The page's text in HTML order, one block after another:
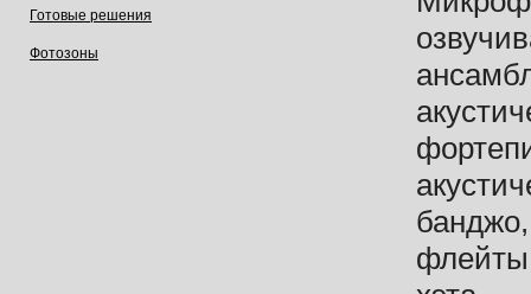
Готовые решения
Фотозоны